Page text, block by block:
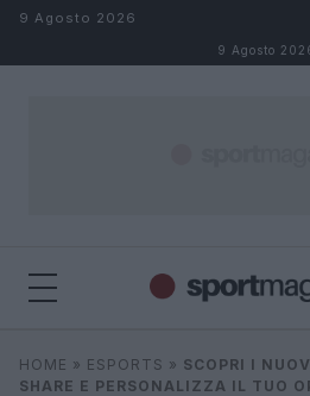
Salta al contenuto
9 Agosto 2026
9 Agosto
Cerca
HOME » ESPORTS » SCOPRI I
SHARE E PERSONALIZZA IL TUO